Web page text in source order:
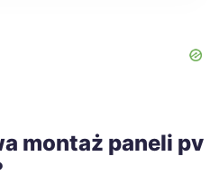
montaż paneli pv